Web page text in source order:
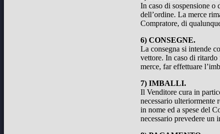
In caso di sospensione
dell’ordine. La merce
Compratore, di
6) CONSEGNE.
La consegna si intende
vettore. In caso di
merce, far effettuare
7) IMBALLI.
Il Venditore cura in
necessario ulteriormente
in nome ed a spese del
necessario prevedere un